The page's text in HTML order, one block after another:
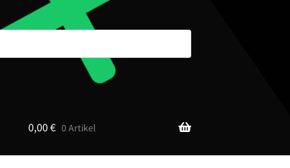
0,00€ 0 Artikel